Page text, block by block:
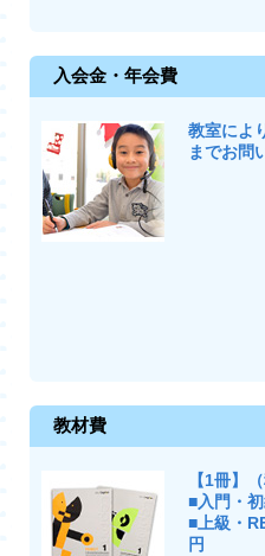
入会金・年会費
教室によ
までお問
教材費
【1冊】
■入門・
■上級・
円